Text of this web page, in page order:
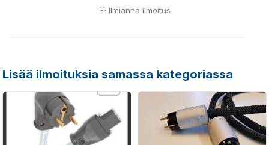
Ilmianna ilmoitus
Lisää ilmoituksia samassa kategoriassa